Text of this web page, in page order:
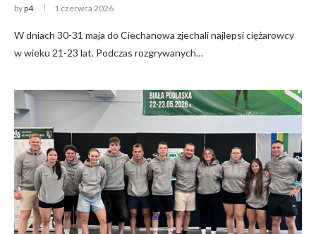
byp4 1 czerwca 2026
W dniach 30-31 maja do Ciechanowa zjechali najlepsi ciężarowcy
w wieku 21-23 lat. Podczas rozgrywanych…